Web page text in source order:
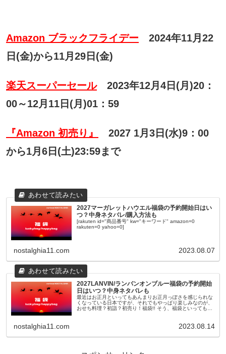
Amazon ブラックフライデー
2024年11月22
日(金)から11月29日(金)
楽天スーパーセール
2023年12月4日(月)20：
00～12月11日(月)01：59
『Amazon 初売り』
2027 1月3日(水)9：00
から1月6日(土)23:59まで
2027マーガレットハウエル福袋の予約開始日はい
つ？中身ネタバレ/購入方法も
[rakuten id="商品番号" kw="キーワード" amazon=0
rakuten=0 yahoo=0]
nostalghia11.com 2023.08.07
2027LANVIN/ランバンオンブルー福袋の予約開始
日はいつ？中身ネタバレも
最近はお正月といってもあんまりお正月っぽさを感じられな
くなっている日本ですが、それでもやっぱり楽しみなのが、
おせち料理？初詣？初売り！福袋!! そう、福袋といっても最
nostalghia11.com 2023.08.14